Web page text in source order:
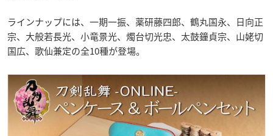
ラインナップには、一期一振、薬研藤四郎、鶴丸国永、日向正
宗、大般若長光、小竜景光、燭台切光忠、太鼓鐘貞宗、山姥切
国広、歌仙兼定の全10種が登場。